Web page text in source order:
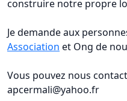
construire notre propre
Je demande aux
Association et Ong de
Vous pouvez nous
apcermali@yahoo.fr